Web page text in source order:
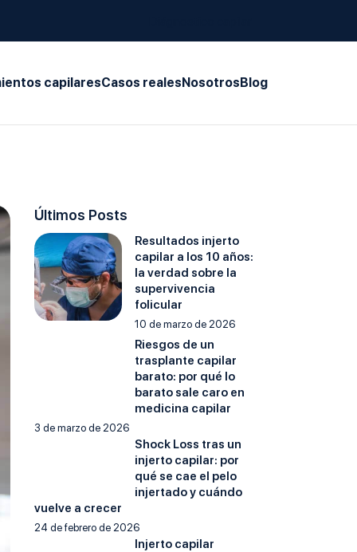
capilaresCasos realesNosotrosBlog
Últimos Posts
Resultados injerto
capilar a los 10 años:
la verdad sobre la
supervivencia
folicular
10 de marzo de 2026
Riesgos de un
trasplante capilar
barato: por qué lo
barato sale caro en
medicina capilar
3 de marzo de 2026
Shock Loss tras un
injerto capilar: por
qué se cae el pelo
injertado y cuándo
vuelve a crecer
24 de febrero de 2026
Injerto capilar